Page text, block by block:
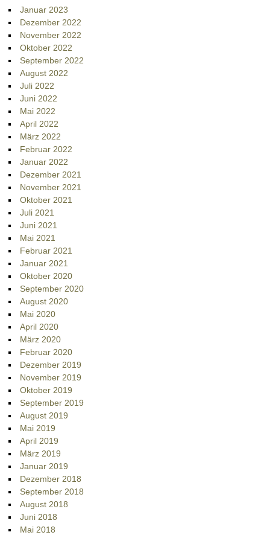
Januar 2023
Dezember 2022
November 2022
Oktober 2022
September 2022
August 2022
Juli 2022
Juni 2022
Mai 2022
April 2022
März 2022
Februar 2022
Januar 2022
Dezember 2021
November 2021
Oktober 2021
Juli 2021
Juni 2021
Mai 2021
Februar 2021
Januar 2021
Oktober 2020
September 2020
August 2020
Mai 2020
April 2020
März 2020
Februar 2020
Dezember 2019
November 2019
Oktober 2019
September 2019
August 2019
Mai 2019
April 2019
März 2019
Januar 2019
Dezember 2018
September 2018
August 2018
Juni 2018
Mai 2018